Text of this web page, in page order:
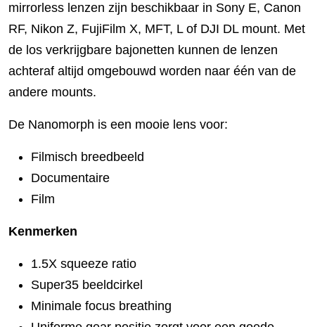
mirrorless lenzen zijn beschikbaar in Sony E, Canon
RF, Nikon Z, FujiFilm X, MFT, L of DJI DL mount. Met
de los verkrijgbare bajonetten kunnen de lenzen
achteraf altijd omgebouwd worden naar één van de
andere mounts.
De Nanomorph is een mooie lens voor:
Filmisch breedbeeld
Documentaire
Film
Kenmerken
1.5X squeeze ratio
Super35 beeldcirkel
Minimale focus breathing